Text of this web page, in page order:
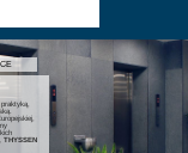
THYSSEN